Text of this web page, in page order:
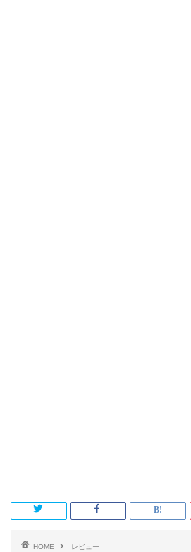
HOME
レビュー